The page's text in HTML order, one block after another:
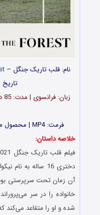
نام:قلب تاریک جنگل –
تاریخ
فرمت: MP4 | محصول مشترک فرانسه و بلژیک | امتیاز: 5.9
خلاصه داستان:
فیلم قلب تاریک جنگل
دختری 16 ساله به
آن زمان تحت سرپرستی
شده و او را متقاعد می‌کند